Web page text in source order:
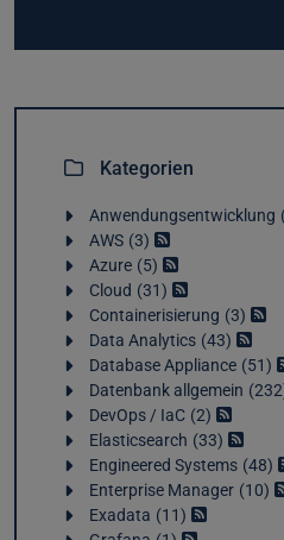
Kategorien
Anwendungsentwicklung
AWS 3
Azure 5
Cloud
31
Containerisierung 3
Data Analytics 43
Database Appliance 51
Datenbank allgemein 232
DevOps / IaC 2
Elasticsearch 33
Engineered Systems 48
Enterprise Manager 10
Exadata 11